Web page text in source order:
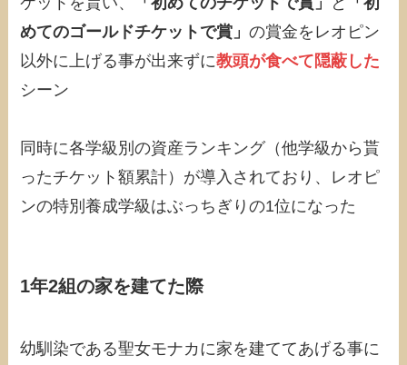
めてのゴールドチケットで賞」の賞金をレオピン
以外に上げる事が出来ずに教頭が食べて隠蔽した
シーン
同時に各学級別の資産ランキング（他学級から貰
ったチケット額累計）が導入されており、レオピ
ンの特別養成学級はぶっちぎりの1位になった
1年2組の家を建てた際
幼馴染である聖女モナカに家を建ててあげる事に